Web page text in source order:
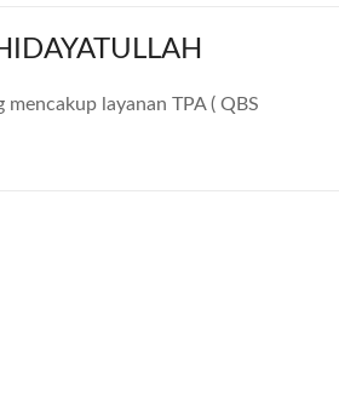
mencakup layanan TPA ( QBS